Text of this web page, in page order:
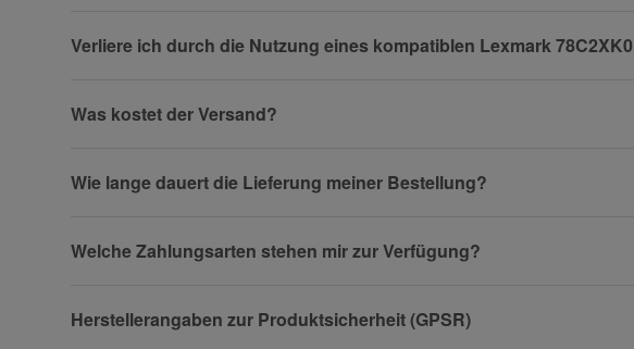
Telefon
Verliere ich durch die Nutzung eines kompatiblen Lexmark
Was kostet der Versand?
Wie lange dauert die Lieferung meiner Bestellung?
Welche Zahlungsarten stehen mir zur Verfügung?
Herstellerangaben zur Produktsicherheit (GPSR)